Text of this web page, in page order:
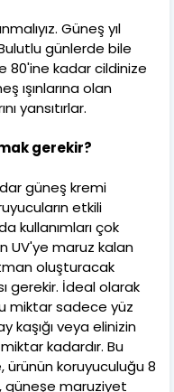
Güneş yıl
Bulutlu günlerde bile
80'ine kadar cildinize
ışınlarına olan
yansıtırlar.
gerekir?
güneş kremi
etkili
kullanımları çok
UV'ye maruz kalan
oluşturacak
gerekir. İdeal olarak
miktar sadece yüz
kaşığı veya elinizin
kadardır. Bu
koruyuculuğu 8
güneşe maruziyet